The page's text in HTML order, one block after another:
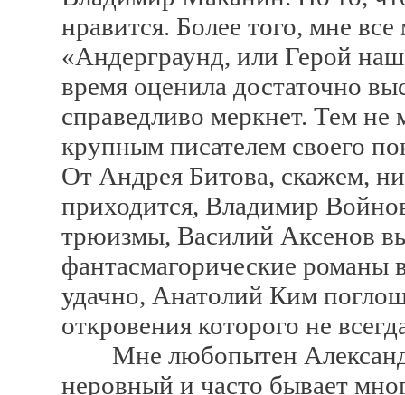
нравится. Более того, мне
«Андерграунд, или Герой
время оценила достаточно
справедливо меркнет. Тем
крупным писателем своего
От Андрея Битова, скажем,
приходится, Владимир
трюизмы, Василий Аксенов
фантасмагорические романы
удачно, Анатолий Ким
откровения которого не
Мне любопытен
неровный и часто бывает